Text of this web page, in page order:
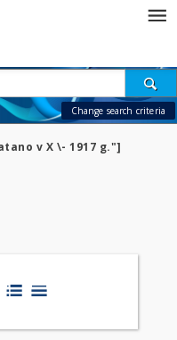
Change search criteria
v X \- 1917 g."]